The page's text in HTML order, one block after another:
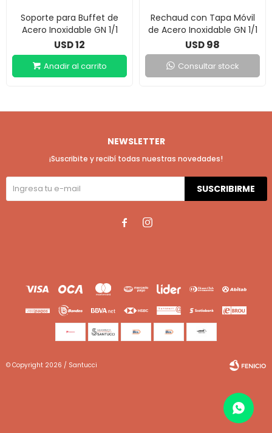
Soporte para Buffet de
Acero Inoxidable GN 1/1
USD12
Rechaud con Tapa Móvil
de Acero Inoxidable GN 1/1
USD98
Consultar stock
NEWSLETTER
¡Suscribite y recibí todas nuestras novedades!
SUSCRIBIRME
 
© Copyright 2026 / Santucci